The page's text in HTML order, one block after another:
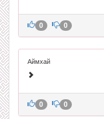
0 0
Аймхай
0 0